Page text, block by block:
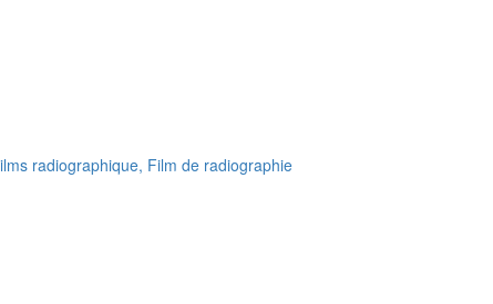
radiographique, Film de radiographie